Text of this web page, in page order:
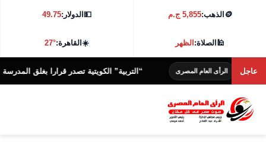
🪙 الذهب:5,855 ج.م 💵الدولار:49.75
🕌الصلاة:الظهر ☀️القاهرة:27°
عاجل
الرأى العام المصرى “التربية” الكويتية تصدر قرارا بغلق المدرسة